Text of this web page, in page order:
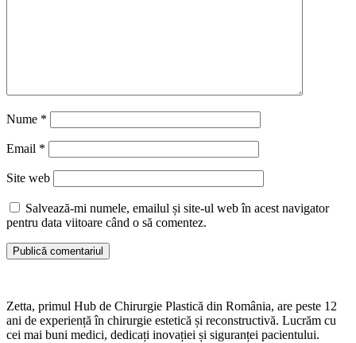
Nume *
Email *
Site web
Salvează-mi numele, emailul și site-ul web în acest navigator
pentru data viitoare când o să comentez.
Zetta, primul Hub de Chirurgie Plastică din România, are peste 12
ani de experiență în chirurgie estetică și reconstructivă. Lucrăm cu
cei mai buni medici, dedicați inovației și siguranței pacientului.